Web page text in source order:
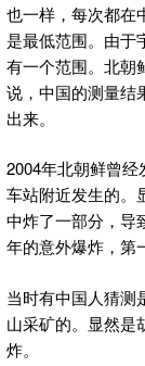
也一样，每次都在
是最低范围。由于
有一个范围。北朝
说，中国的测量结
出来。
2004年北朝鲜曾
车站附近发生的。
中炸了一部分，导
年的意外爆炸，第
当时有中国人猜测
山采矿的。显然是
炸。